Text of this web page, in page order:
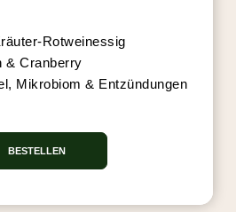
Rotweinessig
& Cranberry
Mikrobiom & Entzündungen
BESTELLEN